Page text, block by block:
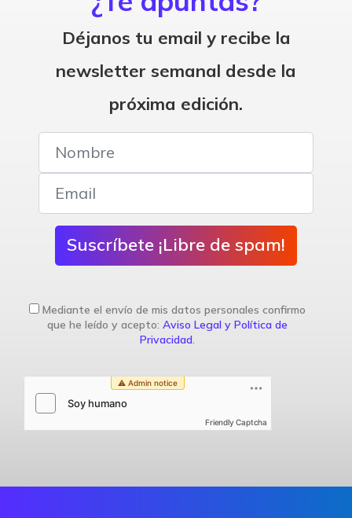
Déjanos tu email y recibe la
newsletter semanal desde la
próxima edición.
Suscríbete ¡Libre de spam!
Mediante el envío de mis datos personales confirmo
que he leído y acepto: Aviso Legal y Política de
Privacidad.
Friendly Captcha